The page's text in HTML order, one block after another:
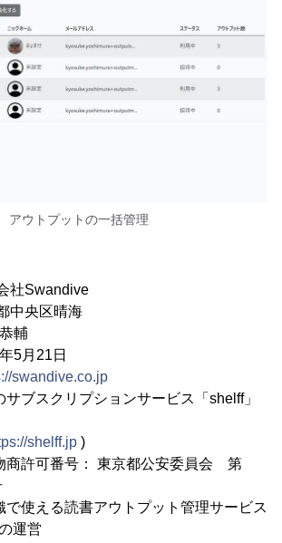
アウトプットの一括管理
社Swandive
中央区晴海
輔
月21日
swandive.co.jp
ブスクリプションサービス「shelff」
shelff.jp )
号： 東京都公安委員会 第
読書アウトプット管理サービス
運営